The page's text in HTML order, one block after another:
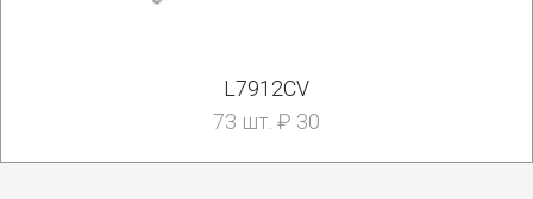
L7912CV
73 шт. ₽ 30